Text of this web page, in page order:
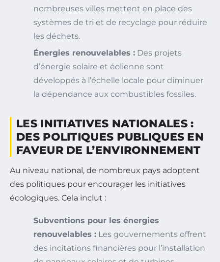
nombreuses villes mettent en place des
systèmes de tri et de recyclage pour réduire
les déchets.
Énergies renouvelables : Des projets
d’énergie solaire et éolienne sont
développés à l’échelle locale pour diminuer
la dépendance aux combustibles fossiles.
LES INITIATIVES NATIONALES :
DES POLITIQUES PUBLIQUES EN
FAVEUR DE L’ENVIRONNEMENT
Au niveau national, de nombreux pays adoptent
des politiques pour encourager les initiatives
écologiques. Cela inclut :
Subventions pour les énergies
renouvelables : Les gouvernements offrent
des incitations financières pour l’installation